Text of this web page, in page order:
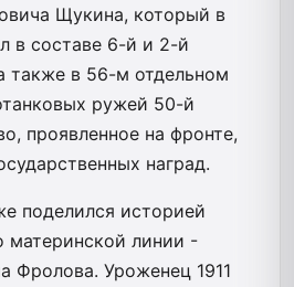
Щукина, который в
в составе 6-й и 2-й
также в 56-м отдельном
ружей 50-й
проявленное на фронте,
наград.
поделился историей
материнской линии -
Фролова. Уроженец 1911